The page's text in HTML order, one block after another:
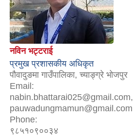
नविन भट्टराई
प्रमुख प्रशासकीय अधिकृत
पौवादुङमा गाउँपालिका, च्याङ्ग्रे भोजपुर
Email:
nabin.bhattarai025@gmail.com,
pauwadungmamun@gmail.com
Phone:
९८५१०९००३४